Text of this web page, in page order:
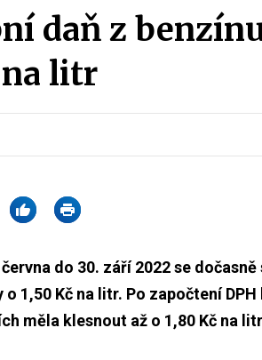
daň z
na litr
do 30. září 2022 se
1,50 Kč na litr. Po započtení
měla klesnout až o 1,80 Kč na